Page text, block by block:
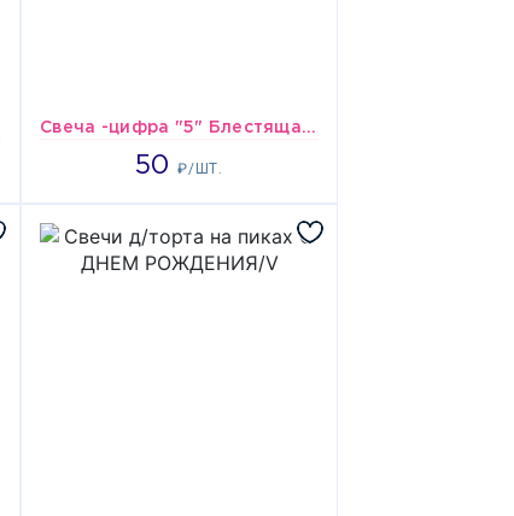
Свеча -цифра "5" Блестящая 7,6см/V
50₽/ШТ.
50